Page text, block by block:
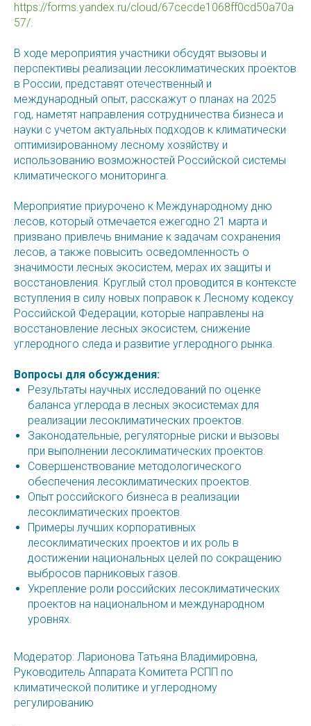
https://forms.yandex.ru/cloud/67cecde1068ff0cd50a70a
57/.
В ходе мероприятия участники обсудят вызовы и
перспективы реализации лесоклиматических проектов
в России, представят отечественный и
международный опыт, расскажут о планах на 2025
год, наметят направления сотрудничества бизнеса и
науки с учетом актуальных подходов к климатически
оптимизированному лесному хозяйству и
использованию возможностей Российской системы
климатического мониторинга.
Мероприятие приурочено к Международному дню
лесов, который отмечается ежегодно 21 марта и
призвано привлечь внимание к задачам сохранения
лесов, а также повысить осведомленность о
значимости лесных экосистем, мерах их защиты и
восстановления. Круглый стол проводится в контексте
вступления в силу новых поправок к Лесному кодексу
Российской Федерации, которые направлены на
восстановление лесных экосистем, снижение
углеродного следа и развитие углеродного рынка.
Вопросы для обсуждения:
Результаты научных исследований по оценке
баланса углерода в лесных экосистемах для
реализации лесоклиматических проектов.
Законодательные, регуляторные риски и вызовы
при выполнении лесоклиматических проектов.
Совершенствование методологического
обеспечения лесоклиматических проектов.
Опыт российского бизнеса в реализации
лесоклиматических проектов.
Примеры лучших корпоративных
лесоклиматических проектов и их роль в
достижении национальных целей по сокращению
выбросов парниковых газов.
Укрепление роли российских лесоклиматических
проектов на национальном и международном
уровнях.
Модератор: Ларионова Татьяна Владимировна,
Руководитель Аппарата Комитета РСПП по
климатической политике и углеродному
регулированию